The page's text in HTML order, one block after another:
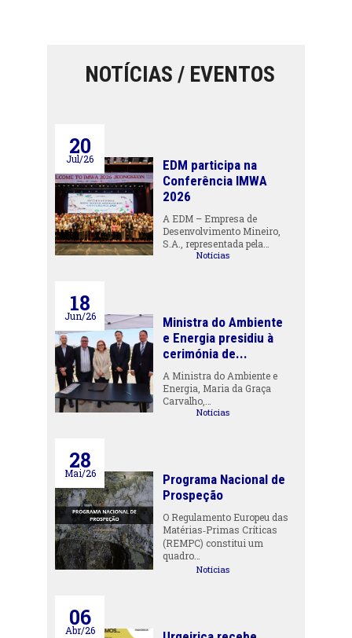
NOTÍCIAS / EVENTOS
20
Jul/26
EDM participa na
Conferência IMWA
2026
A EDM – Empresa de
Desenvolvimento Mineiro,
S.A., representada pela…
Notícias
18
Jun/26
Ministra do Ambiente
e Energia presidiu à
cerimónia de...
A Ministra do Ambiente e
Energia, Maria da Graça
Carvalho,…
Notícias
28
Mai/26
Programa Nacional de
Prospeção
O Regulamento Europeu das
Matérias‑Primas Críticas
(REMPC) constitui um
quadro…
Notícias
06
Abr/26